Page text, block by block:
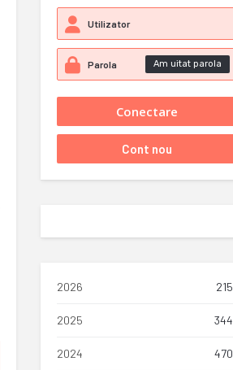
Am uitat parola
2026 215
2025 344
2024 470